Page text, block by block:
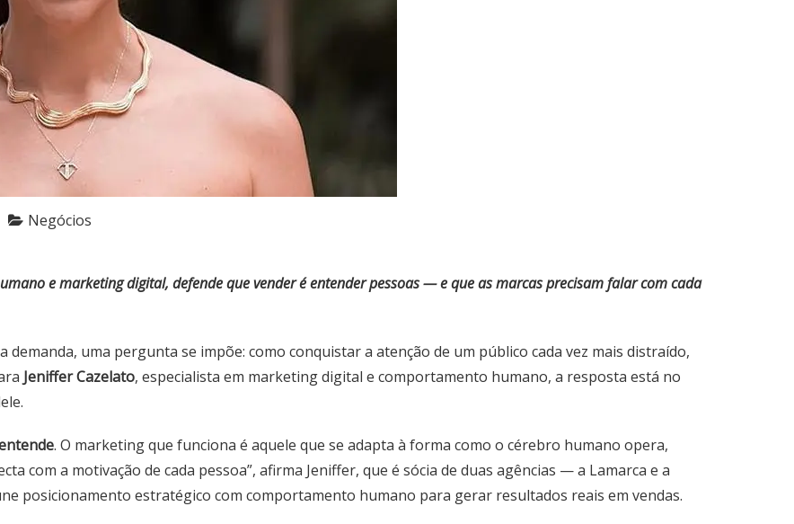
Negócios
e marketing digital, defende que vender é entender pessoas — e que as marcas precisam falar com cada
uma pergunta se impõe: como conquistar a atenção de um público cada vez mais distraído,
Jeniffer Cazelato, especialista em marketing digital e comportamento humano, a resposta está no
. O marketing que funciona é aquele que se adapta à forma como o cérebro humano opera,
com a motivação de cada pessoa”, afirma Jeniffer, que é sócia de duas agências — a Lamarca e a
posicionamento estratégico com comportamento humano para gerar resultados reais em vendas.